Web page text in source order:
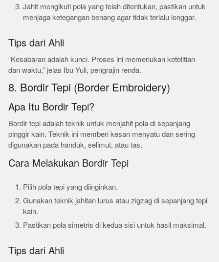
Jahit mengikuti pola yang telah ditentukan, pastikan untuk
menjaga ketegangan benang agar tidak terlalu longgar.
Tips dari Ahli
“Kesabaran adalah kunci. Proses ini memerlukan ketelitian
dan waktu,” jelas Ibu Yuli, pengrajin renda.
8. Bordir Tepi (Border Embroidery)
Apa Itu Bordir Tepi?
Bordir tepi adalah teknik untuk menjahit pola di sepanjang
pinggir kain. Teknik ini memberi kesan menyatu dan sering
digunakan pada handuk, selimut, atau tas.
Cara Melakukan Bordir Tepi
Pilih pola tepi yang diinginkan.
Gunakan teknik jahitan lurus atau zigzag di sepanjang tepi
kain.
Pastikan pola simetris di kedua sisi untuk hasil maksimal.
Tips dari Ahli